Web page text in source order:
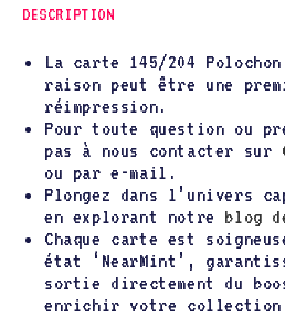
DESCRIPTION
La carte 145/204
raison peut être une
réimpression.
Pour toute question ou
pas à nous contacter sur
ou par e-mail.
Plongez dans l’univers
en explorant notre blog
Chaque carte est
état ‘NearMint’,
sortie directement du
enrichir votre